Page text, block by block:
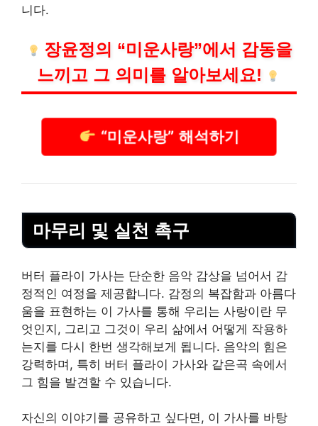
니다.
장윤정의 “미운사랑”에서 감동을
느끼고 그 의미를 알아보세요!
“미운사랑” 해석하기
마무리 및 실천 촉구
버터 플라이 가사는 단순한 음악 감상을 넘어서 감
정적인 여정을 제공합니다. 감정의 복잡함과 아름다
움을 표현하는 이 가사를 통해 우리는 사랑이란 무
엇인지, 그리고 그것이 우리 삶에서 어떻게 작용하
는지를 다시 한번 생각해보게 됩니다. 음악의 힘은
강력하며, 특히 버터 플라이 가사와 같은곡 속에서
그 힘을 발견할 수 있습니다.
자신의 이야기를 공유하고 싶다면, 이 가사를 바탕